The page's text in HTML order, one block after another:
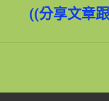
((分享文章